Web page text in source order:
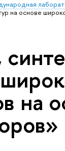
на основе
на